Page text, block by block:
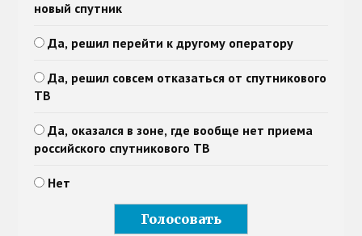
новый спутник
Да, решил перейти к другому оператору
Да, решил совсем отказаться от спутникового
ТВ
Да, оказался в зоне, где вообще нет приема
российского спутникового ТВ
Нет